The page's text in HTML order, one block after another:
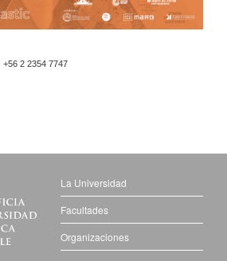
| +56 2 2354 7747
La Universidad
Facultades
Organizaciones